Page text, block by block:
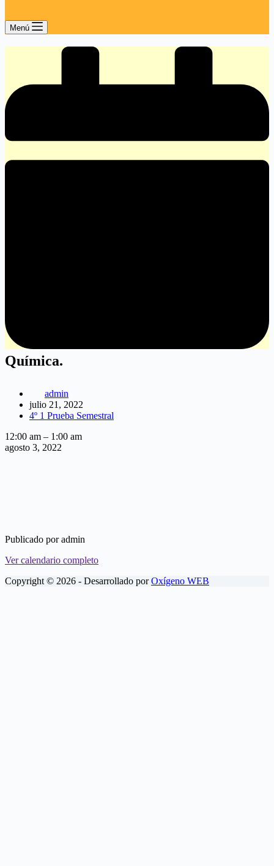
Menú
Química.
admin
julio 21, 2022
4º 1 Prueba Semestral
Química.
12:00 am – 1:00 am
agosto 3, 2022
Publicado por admin
Ver calendario completo
Copyright © 2026 - Desarrollado porOxígeno WEB